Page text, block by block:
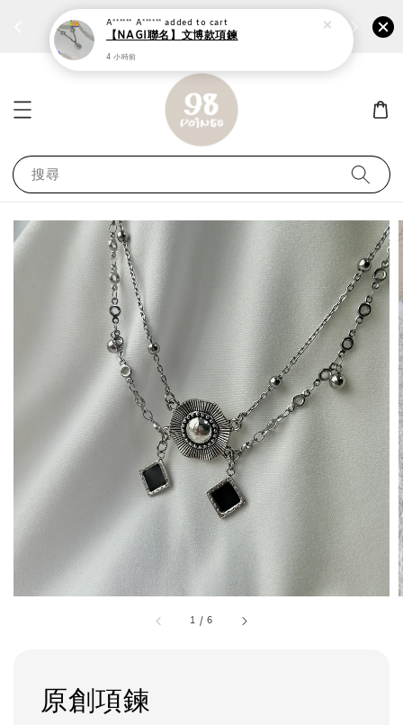
個性鋼戒任兩件1300⚡ 前往選購 ›› 加
搜尋
1 /6
原創項鍊
A****** A****** added to cart
【NAGI聯名】文博款項鍊
4 小時前